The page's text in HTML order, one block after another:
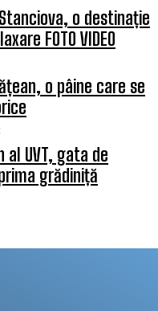
o destinație
FOTO VIDEO
o pâine care se
al UVT, gata de
grădiniță